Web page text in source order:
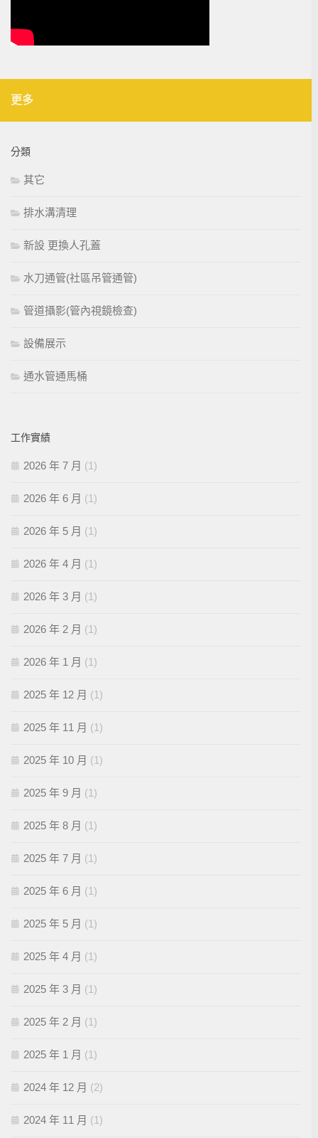
更多
分類
其它
排水溝清理
新設 更換人孔蓋
水刀通管(社區吊管通管)
管道攝影(管內視鏡檢查)
設備展示
通水管通馬桶
工作實績
2026 年 7 月 (1)
2026 年 6 月 (1)
2026 年 5 月 (1)
2026 年 4 月 (1)
2026 年 3 月 (1)
2026 年 2 月 (1)
2026 年 1 月 (1)
2025 年 12 月 (1)
2025 年 11 月 (1)
2025 年 10 月 (1)
2025 年 9 月 (1)
2025 年 8 月 (1)
2025 年 7 月 (1)
2025 年 6 月 (1)
2025 年 5 月 (1)
2025 年 4 月 (1)
2025 年 3 月 (1)
2025 年 2 月 (1)
2025 年 1 月 (1)
2024 年 12 月 (2)
2024 年 11 月 (1)